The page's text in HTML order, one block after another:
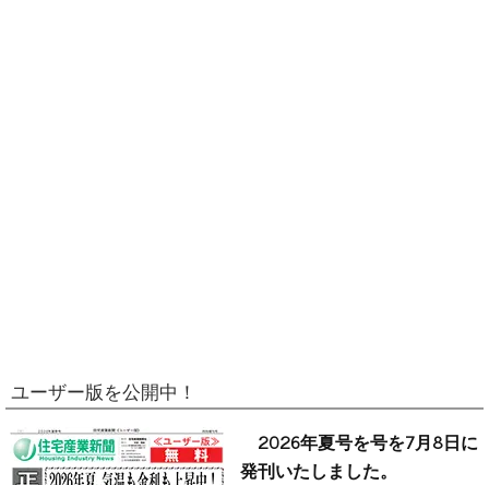
ユーザー版を公開中！
2026年夏号を号を7月8日に
発刊いたしました。